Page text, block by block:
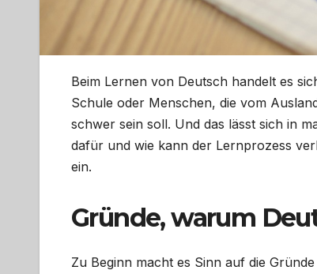
Beim Lernen von Deutsch handelt es
Schule oder Menschen, die vom
schwer sein soll. Und das lässt sich in
dafür und wie kann der Lernprozess
ein.
Gründe, warum
Zu Beginn macht es Sinn auf die